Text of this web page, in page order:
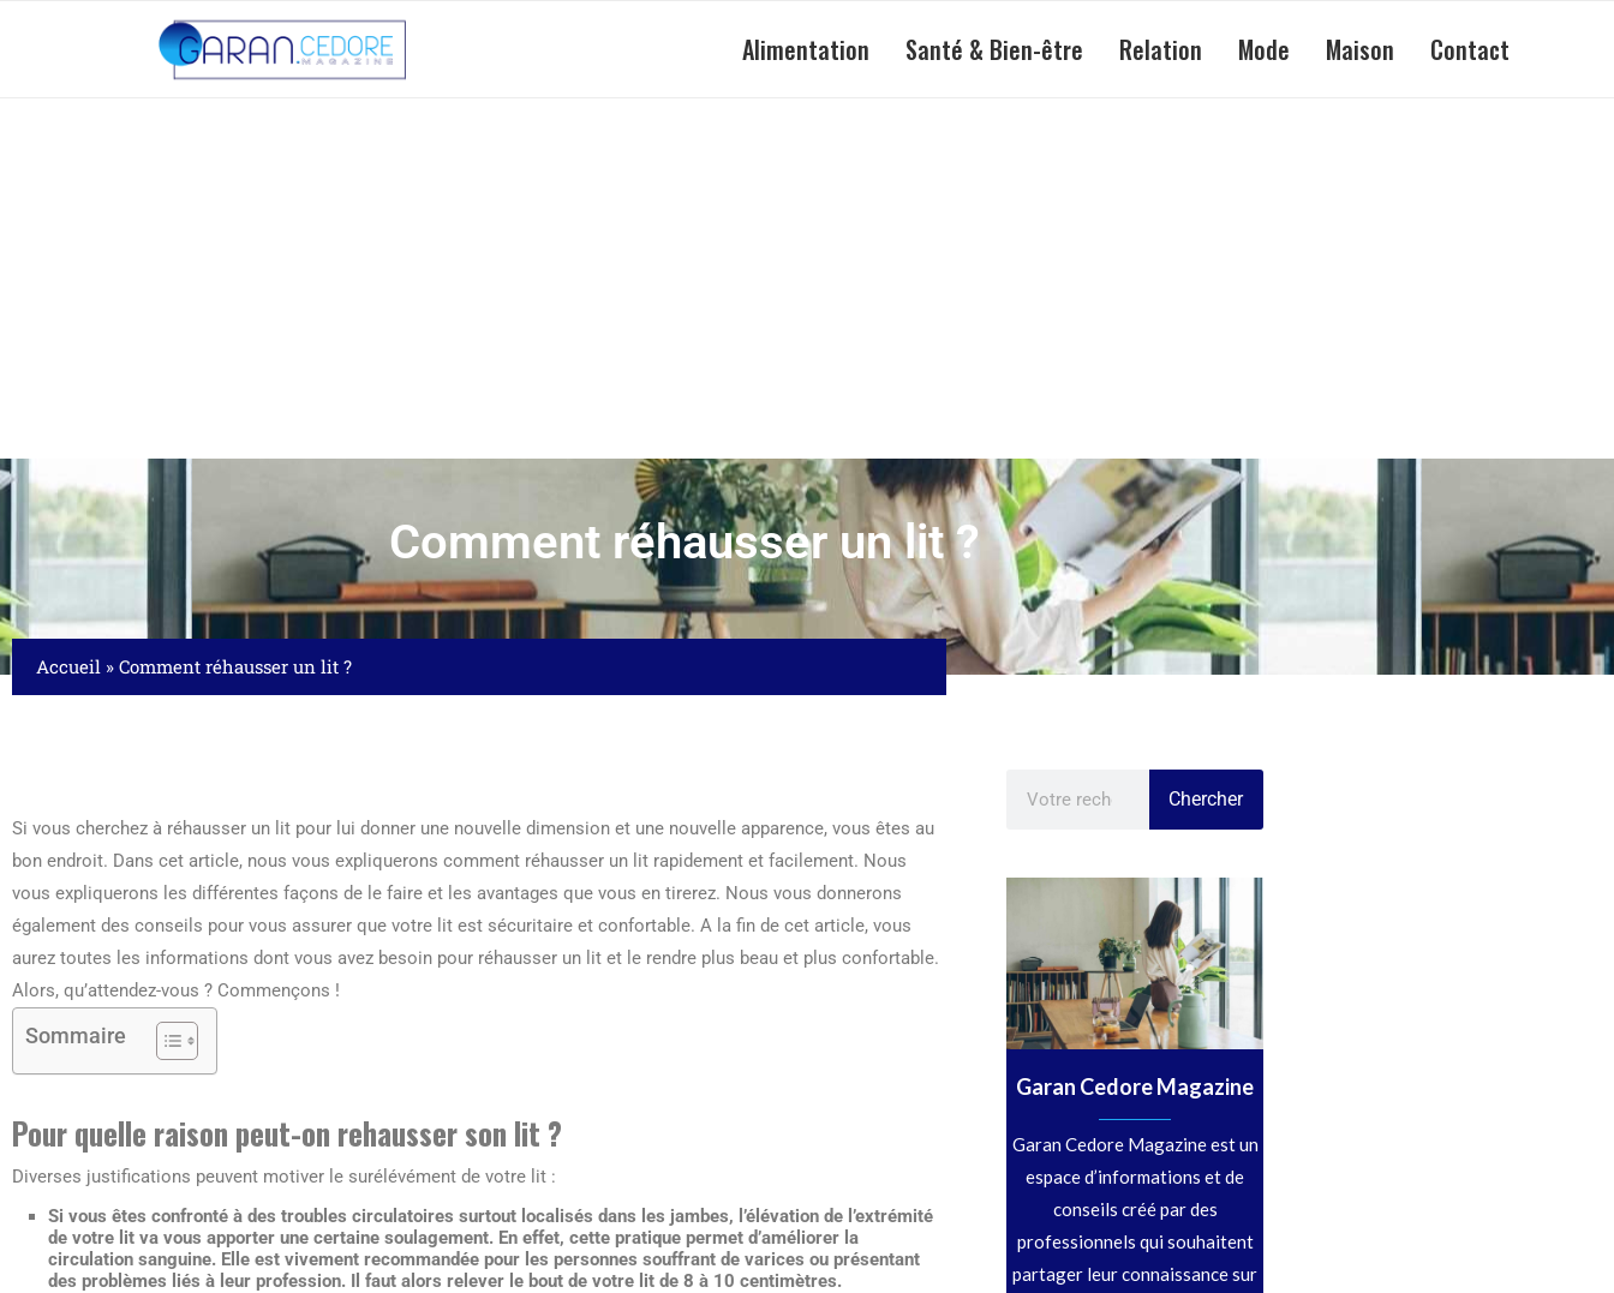
Alimentation Santé & Bien-être Relation Mode Maison Contact
Comment réhausser un lit ?
Accueil » Comment réhausser un lit ?
Si vous cherchez à réhausser un lit pour lui donner une nouvelle dimension et une nouvelle apparence, vous êtes au
bon endroit. Dans cet article, nous vous expliquerons comment réhausser un lit rapidement et facilement. Nous
vous expliquerons les différentes façons de le faire et les avantages que vous en tirerez. Nous vous donnerons
également des conseils pour vous assurer que votre lit est sécuritaire et confortable. A la fin de cet article, vous
aurez toutes les informations dont vous avez besoin pour réhausser un lit et le rendre plus beau et plus confortable.
Alors, qu’attendez-vous ? Commençons !
Sommaire
Pour quelle raison peut-on rehausser son lit ?
Diverses justifications peuvent motiver le surélévément de votre lit :
Si vous êtes confronté à des troubles circulatoires surtout localisés dans les jambes, l’élévation de l’extrémité
de votre lit va vous apporter une certaine soulagement. En effet, cette pratique permet d’améliorer la
circulation sanguine. Elle est vivement recommandée pour les personnes souffrant de varices ou présentant
des problèmes liés à leur profession. Il faut alors relever le bout de votre lit de 8 à 10 centimètres.
Chercher
Garan Cedore Magazine
Garan Cedore Magazine est un
espace d’informations et de
conseils créé par des
professionnels qui souhaitent
partager leur connaissance sur